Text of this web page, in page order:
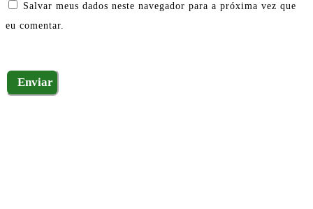
Salvar meus dados neste navegador para a próxima vez que
eu comentar.